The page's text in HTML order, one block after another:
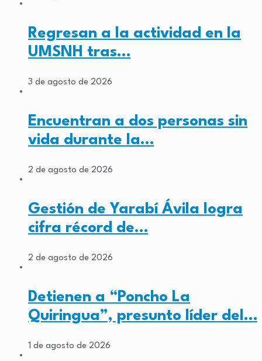
Regresan a la actividad en la
UMSNH tras…
3 de agosto de 2026
Encuentran a dos personas sin
vida durante la…
2 de agosto de 2026
Gestión de Yarabí Ávila logra
cifra récord de…
2 de agosto de 2026
Detienen a “Poncho La
Quiringua”, presunto líder del…
1 de agosto de 2026